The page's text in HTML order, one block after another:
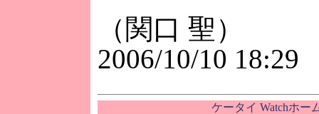
（関口 聖）
2006/10/10 18:29
ケータイ Watchホー